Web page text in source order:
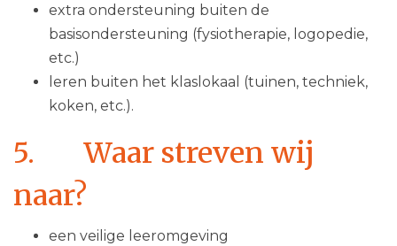
extra ondersteuning buiten de
basisondersteuning (fysiotherapie, logopedie,
etc.)
leren buiten het klaslokaal (tuinen, techniek,
koken, etc.). ​
5. Waar streven wij
naar?
een veilige leeromgeving